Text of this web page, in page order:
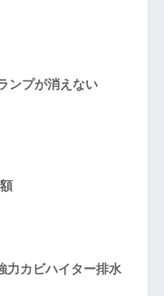
ンプが消えない
力カビハイター排水